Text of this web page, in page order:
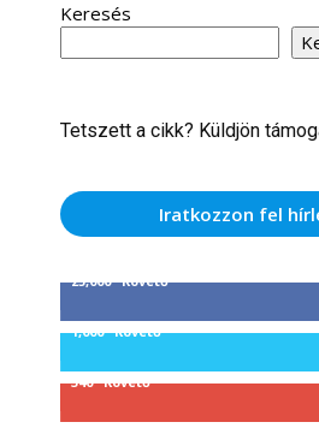
Keresés
Tetszett a cikk? Küldjön
Iratkozzon fel
25,000 Követő
1,000 Követő
340 Követő